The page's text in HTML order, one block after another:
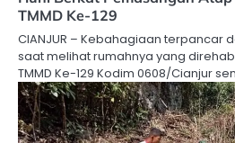
TMMD Ke-129
CIANJUR – Kebahagiaan terpancar
saat melihat rumahnya yang
TMMD Ke-129 Kodim 0608/Cianjur